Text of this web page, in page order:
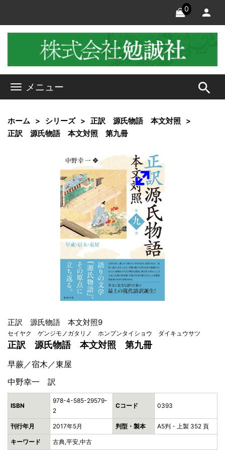
0
メニュー search
ホーム シリーズ
正訳 源氏物語 本文対照
正訳 源氏物語 本文対照 第九冊
正訳 源氏物語 本文対照9
セイヤク ゲンジモノガタリノ ホンブンタイショウ ダイキュウサツ
正訳 源氏物語 本文対照 第九冊
早蕨／宿木／東屋
中野幸一 訳
ISBN
978-4-585-29579-
2
Cコード 0393
刊行年月 2017年5月 判型・製本 A5判・上製 352 頁
キーワード 古典,平安,中古